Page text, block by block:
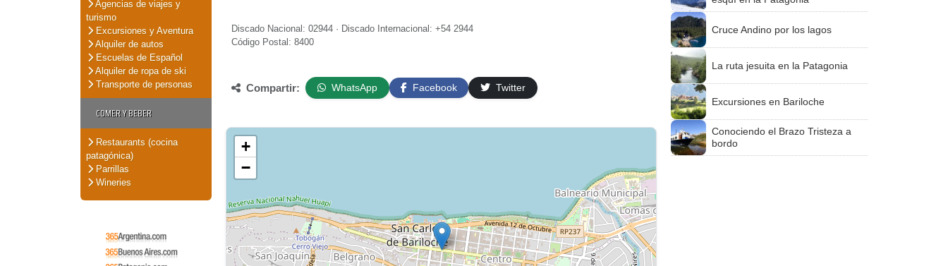
Agencias de viajes y
turismo
Excursiones y Aventura
Alquiler de autos
Escuelas de Español
Alquiler de ropa de ski
Transporte de personas
COMER Y BEBER
Restaurants (cocina
patagónica)
Parrillas
Wineries
Discado Nacional: 02944 · Discado Internacional: +54 2944
Código Postal: 8400
Compartir: WhatsApp Facebook Twitter
+
−
Cruce Andino por los lagos
La ruta jesuita en la Patagonia
Excursiones en Bariloche
Conociendo el Brazo Tristeza a
bordo